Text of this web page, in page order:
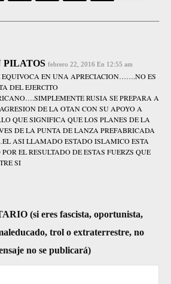
PILATOS febrero 22, 2016 En 12:55 am
EQUIVOCA EN UNA APRECIACION…….NO ES
DEL EJERCITO
RUSIA SE PREPARA A
DE LA OTAN CON SU APOYO A
QUE SIGNIFICA QUE LOS PLANES DE LA
DE LA PUNTA DE LANZA PREFABRICADA
ASI LLAMADO ESTADO ISLAMICO ESTA
EL RESULTADO DE ESTAS FUERZS QUE
SI
(si eres fascista, oportunista,
trol o extraterrestre, no
no se publicará)